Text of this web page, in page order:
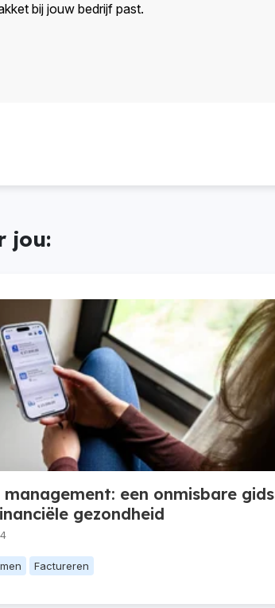
bij jouw bedrijf past.
jou:
management: een onmisbare gids
gezondheid
Factureren